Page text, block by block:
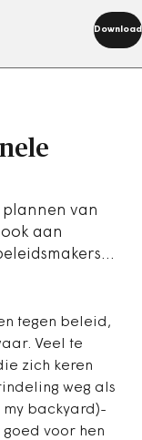
Download
plannen van
aan
tegen beleid,
Veel te
zich keren
weg als
my backyard)-
voor hen